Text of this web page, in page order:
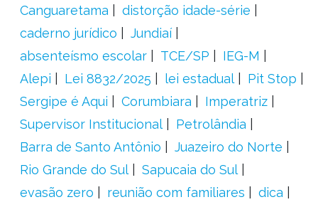
Canguaretama
distorção idade-série
caderno jurídico
Jundiaí
absenteísmo escolar
TCE/SP
IEG-M
Alepi
Lei 8832/2025 lei estadual
Pit Stop
Sergipe é Aqui
Corumbiara
Imperatriz
Supervisor Institucional
Petrolândia
Barra de Santo Antônio
Juazeiro do Norte
Rio Grande do Sul
Sapucaia do Sul
evasão zero
reunião com familiares
dica